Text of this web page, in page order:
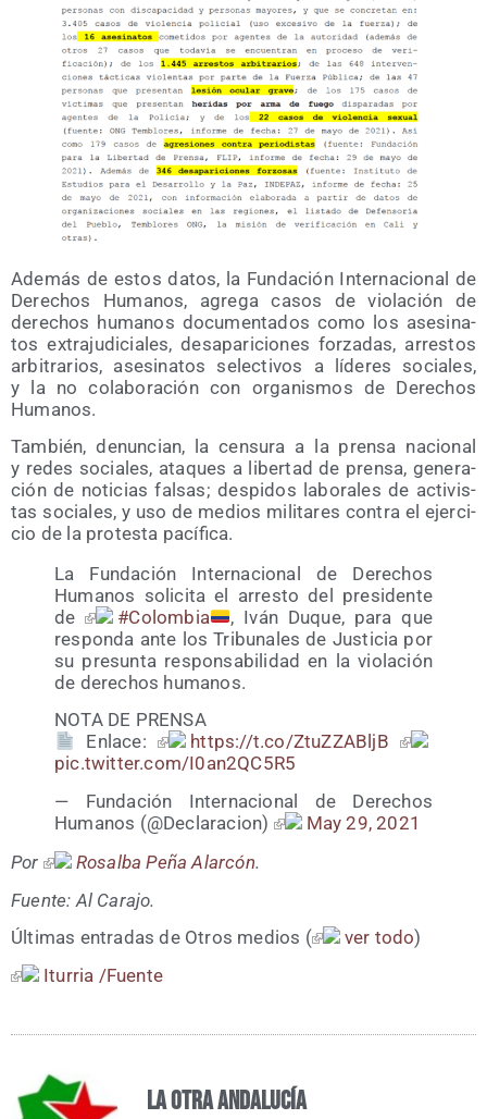
Ade­más de estos datos, la Fun­da­ción Inter­na­cio­nal de
Dere­chos Huma­nos, agre­ga casos de vio­la­ción de
dere­chos huma­nos docu­men­ta­dos como los ase­si­na­
tos extra­ju­di­cia­les, des­apa­ri­cio­nes for­za­das, arres­tos
arbi­tra­rios, ase­si­na­tos selec­ti­vos a líde­res socia­les,
y la no cola­bo­ra­ción con orga­nis­mos de Dere­chos
Humanos.
Tam­bién, denun­cian, la cen­su­ra a la pren­sa nacio­nal
y redes socia­les, ata­ques a liber­tad de pren­sa, gene­ra­
ción de noti­cias fal­sas; des­pi­dos labo­ra­les de acti­vis­
tas socia­les, y uso de medios mili­ta­res con­tra el ejer­ci­
cio de la pro­tes­ta pacífica.
La Fun­da­ción Inter­na­cio­nal de Dere­chos
Huma­nos soli­ci­ta el arres­to del pre­si­den­te
de
#Colom­bia
, Iván Duque, para que
res­pon­da ante los Tri­bu­na­les de Jus­ti­cia por
su pre­sun­ta res­pon­sa­bi­li­dad en la vio­la­ción
de dere­chos humanos.
NOTA DE PRENSA
Enla­ce:
https://t.co/ZtuZZABljB
pic​.twit​ter​.com/​I​0​a​n​2​Q​C​5R5
— Fun­da­ción Inter­na­cio­nal de Dere­chos
Huma­nos (@Declaracion)
May 29, 2021
Por
Rosal­ba Peña Alar­cón.
Fuen­te: Al Carajo.
Últi­mas entra­das de Otros medios ( ver todo)
Itu­rria /​Fuen­te
La otra Andalucía